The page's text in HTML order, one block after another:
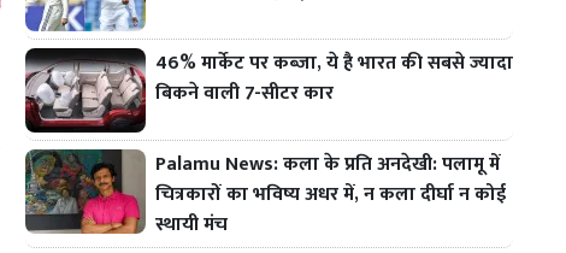
46% मार्केट पर कब्जा, ये है भारत की सबसे ज्यादा
बिकने वाली 7-सीटर कार
Palamu News: कला के प्रति अनदेखी: पलामू में
चित्रकारों का भविष्य अधर में, न कला दीर्घा न कोई
स्थायी मंच